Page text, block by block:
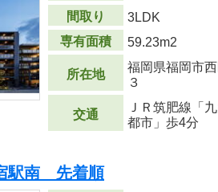
間取り
3LDK
専有面積
59.23m2
所在地
福岡県福岡市
３
交通
ＪＲ筑肥線「
都市」歩4分
駅南 先着順